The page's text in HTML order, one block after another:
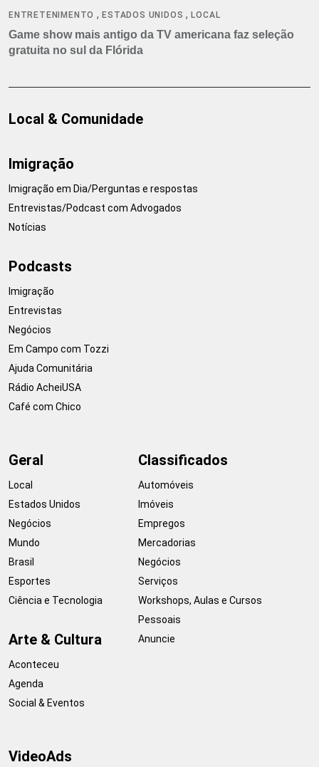
ENTRETENIMENTO ,ESTADOS UNIDOS ,LOCAL
Game show mais antigo da TV americana faz seleção
gratuita no sul da Flórida
Local & Comunidade
Imigração
Imigração em Dia/Perguntas e respostas
Entrevistas/Podcast com Advogados
Notícias
Podcasts
Imigração
Entrevistas
Negócios
Em Campo com Tozzi
Ajuda Comunitária
Rádio AcheiUSA
Café com Chico
Geral
Local
Estados Unidos
Negócios
Mundo
Brasil
Esportes
Ciência e Tecnologia
Arte & Cultura
Aconteceu
Agenda
Social & Eventos
Classificados
Automóveis
Imóveis
Empregos
Mercadorias
Negócios
Serviços
Workshops, Aulas e Cursos
Pessoais
Anuncie
VideoAds